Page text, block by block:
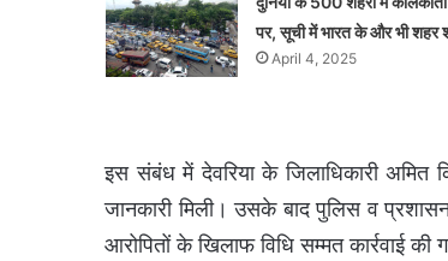
पर, सूची में भारत के और भी शहर
April 4, 2025
इस संबंध में देवरिया के जिलाधिकारी अमित
जानकारी मिली। उसके बाद पुलिस व
आरोपितों के खिलाफ विधि सम्मत कार्रवाई की